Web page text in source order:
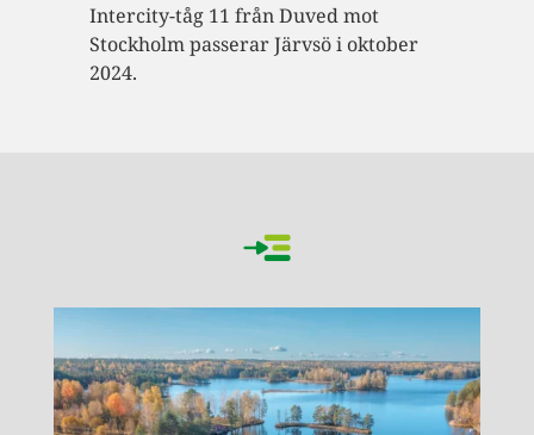
Intercity-tåg 11 från Duved mot
Stockholm passerar Järvsö i oktober
2024.